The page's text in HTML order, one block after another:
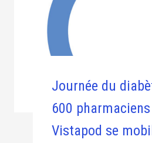
Journée du
600
Vistapod se